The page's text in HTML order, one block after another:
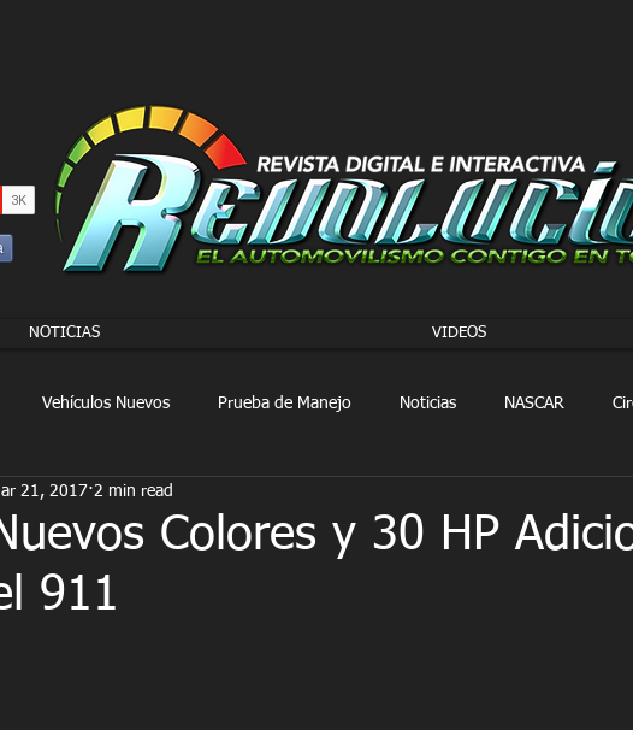
NOTICIAS VIDEOS
Vehículos Nuevos Prueba de Manejo Noticias NASCAR
FORMULA E
Colores y 30 HP
911
21, 2017 2 min read